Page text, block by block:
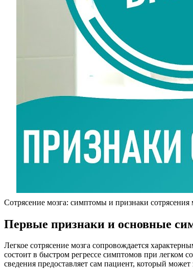
Сотрясение мозга: симптомы и признаки сотрясения
Первые признаки и основные
Легкое сотрясение мозга сопровождается
состоит в быстром регрессе симптомов при легком
сведения предоставляет сам пациент, который